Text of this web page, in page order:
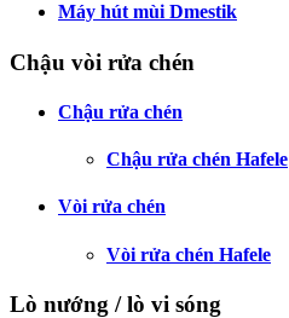
Máy hút mùi Dmestik
Chậu vòi rửa chén
Chậu rửa chén
Chậu rửa chén Hafele
Vòi rửa chén
Vòi rửa chén Hafele
Lò nướng / lò vi sóng